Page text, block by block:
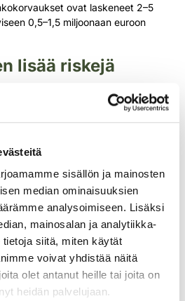
sisällön ja mainosten
median ominaisuuksien
analysoimiseen. Lisäksi
mainosalan ja analytiikka-
siitä, miten käytät
voivat yhdistää näitä
olet antanut heille tai joita on
heidän palvelujaan.
ovat laskeneet 2–5
0,5–1,5 miljoonaan euroon
lisää riskejä
vuosikymmeninä kuusettuneet.
metsänomistajia
sijaan, mikä on vähentänyt
riskejä. Liian karuille
kasvavat huonosti ja ovat
– taloudellinen tuotos jää
määrä on
vuosina.
aikavälillä tuntua
aikavälillä se lisää sekä
riskiä, Viinanen sanoo.